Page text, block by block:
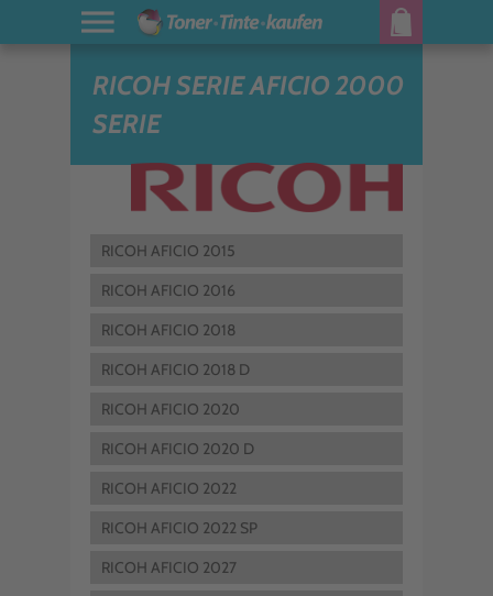
RICOH SERIE AFICIO 2000
SERIE
RICOH AFICIO 2015
RICOH AFICIO 2016
RICOH AFICIO 2018
RICOH AFICIO 2018 D
RICOH AFICIO 2020
RICOH AFICIO 2020 D
RICOH AFICIO 2022
RICOH AFICIO 2022 SP
RICOH AFICIO 2027